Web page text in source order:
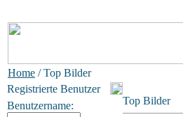
Home / Top Bilder
Registrierte Benutzer
Benutzername:
Top Bilder